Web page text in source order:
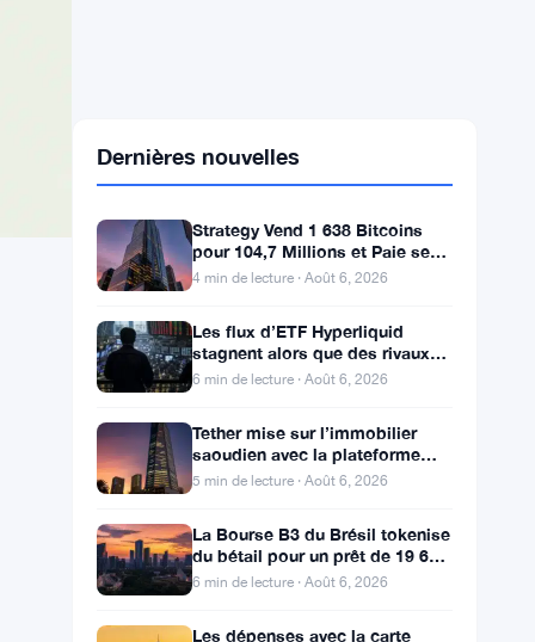
Strategy Vend 1 638 Bitcoins
Actionnaires Privilégiés
4 min de lecture · Août 6, 2026
Les flux d’ETF Hyperliquid
réglementés ciblent le pool de
6 min de lecture · Août 6, 2026